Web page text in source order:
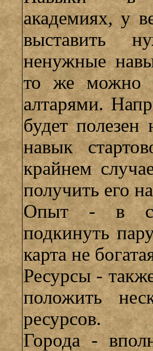
академиях, у
выставить
ненужные
то же можно
алтарями.
будет
навык
крайнем
получить его
Опыт - в
подкинуть
карта не
Ресурсы -
положить
ресурсов.
Города -